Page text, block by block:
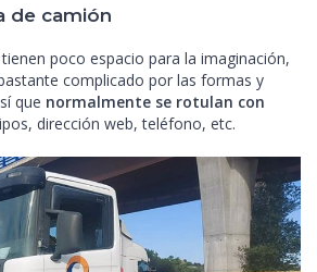
de camión
poco espacio para la imaginación,
complicado por las formas y
que normalmente se rotulan con
dirección web, teléfono, etc.